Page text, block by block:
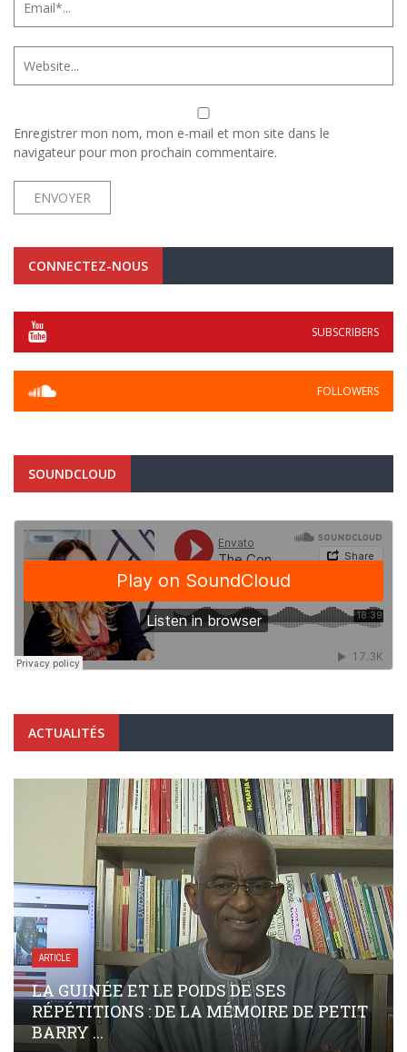
Enregistrer mon nom, mon e-mail et mon site dans le
navigateur pour mon prochain commentaire.
CONNECTEZ-NOUS
SUBSCRIBERS
FOLLOWERS
SOUNDCLOUD
ACTUALITÉS
ARTICLE
LA GUINÉE ET LE POIDS DE SES
RÉPÉTITIONS : DE LA MÉMOIRE DE PETIT
BARRY ...